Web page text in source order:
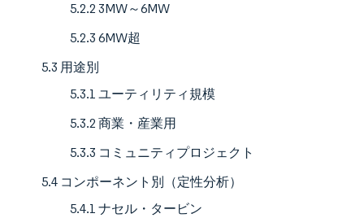
5.2.2 3MW～6MW
5.2.3 6MW超
5.3 用途別
5.3.1 ユーティリティ規模
5.3.2 商業・産業用
5.3.3 コミュニティプロジェクト
5.4 コンポーネント別（定性分析）
5.4.1 ナセル・タービン